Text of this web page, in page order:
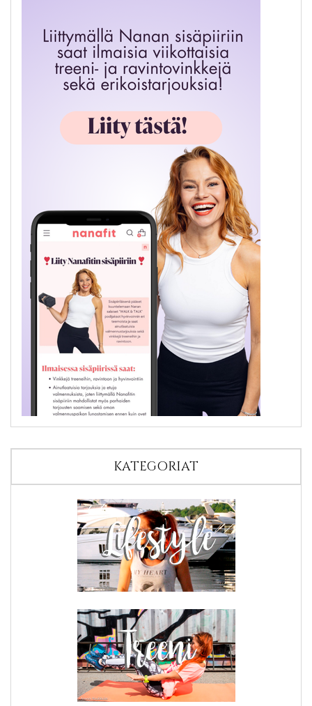
KATEGORIAT